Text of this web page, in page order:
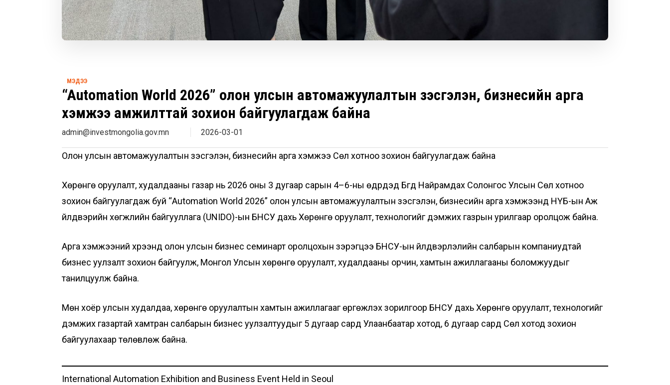
МЭДЭЭ
“Automation World 2026” олон улсын автомажуулалтын үзэсгэлэн, бизнесийн арга
хэмжээ амжилттай зохион байгуулагдаж байна
admin@investmongolia.gov.mn 2026-03-01
Олон улсын автомажуулалтын үзэсгэлэн, бизнесийн арга хэмжээ Сөүл хотноо зохион байгуулагдаж байна
Хөрөнгө оруулалт, худалдааны газар нь 2026 оны 3 дугаар сарын 4–6-ны өдрүүдэд Бүгд Найрамдах Солонгос Улсын Сөүл хотноо
зохион байгуулагдаж буй “Automation World 2026” олон улсын автомажуулалтын үзэсгэлэн, бизнесийн арга хэмжээнд НҮБ-ын Аж
үйлдвэрийн хөгжлийн байгууллага (UNIDO)-ын БНСУ дахь Хөрөнгө оруулалт, технологийг дэмжих газрын урилгаар оролцож байна.
Арга хэмжээний хүрээнд олон улсын бизнес семинарт оролцохын зэрэгцээ БНСУ-ын үйлдвэрлэлийн салбарын компаниудтай
бизнес уулзалт зохион байгуулж, Монгол Улсын хөрөнгө оруулалт, худалдааны орчин, хамтын ажиллагааны боломжуудыг
танилцуулж байна.
Мөн хоёр улсын худалдаа, хөрөнгө оруулалтын хамтын ажиллагааг өргөжүүлэх зорилгоор БНСУ дахь Хөрөнгө оруулалт, технологийг
дэмжих газартай хамтран салбарын бизнес уулзалтуудыг 5 дугаар сард Улаанбаатар хотод, 6 дугаар сард Сөүл хотод зохион
байгуулахаар төлөвлөж байна.
International Automation Exhibition and Business Event Held in Seoul